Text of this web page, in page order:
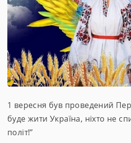
1 вересня був проведений
буде жити Україна, ніхто не
політ!”